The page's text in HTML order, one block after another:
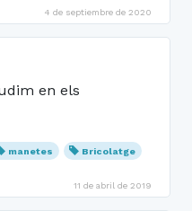
4 de septiembre de 2020
en els
manetes Bricolatge
11 de abril de 2019